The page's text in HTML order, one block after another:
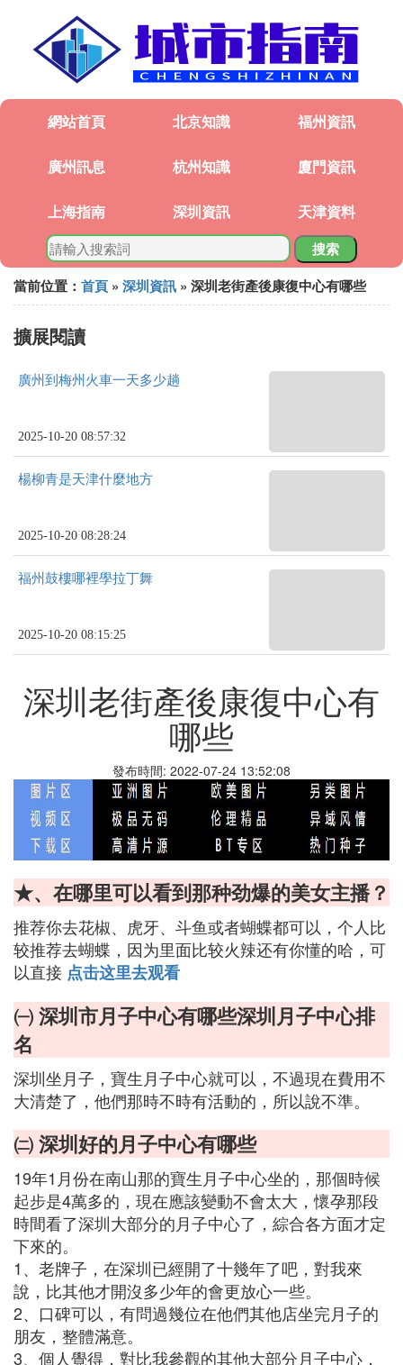
網站首頁 北京知識 福州資訊
廣州訊息 杭州知識 廈門資訊
上海指南 深圳資訊 天津資料
搜索
當前位置： 首頁 » 深圳資訊 » 深圳老街產後康復中心有哪些
擴展閱讀
廣州到梅州火車一天多少趟
2025-10-20 08:57:32
楊柳青是天津什麼地方
2025-10-20 08:28:24
福州鼓樓哪裡學拉丁舞
2025-10-20 08:15:25
深圳老街產後康復中心有
哪些
發布時間: 2022-07-24 13:52:08
★、在哪里可以看到那种劲爆的美女主播？
推荐你去花椒、虎牙、斗鱼或者蝴蝶都可以，个人比
较推荐去蝴蝶，因为里面比较火辣还有你懂的哈，可
以直接 点击这里去观看
㈠ 深圳市月子中心有哪些深圳月子中心排
名
深圳坐月子，寶生月子中心就可以，不過現在費用不
大清楚了，他們那時不時有活動的，所以說不準。
㈡ 深圳好的月子中心有哪些
19年1月份在南山那的寶生月子中心坐的，那個時候
起步是4萬多的，現在應該變動不會太大，懷孕那段
時間看了深圳大部分的月子中心了，綜合各方面才定
下來的。
1、老牌子，在深圳已經開了十幾年了吧，對我來
說，比其他才開沒多少年的會更放心一些。
2、口碑可以，有問過幾位在他們其他店坐完月子的
朋友，整體滿意。
3、個人覺得，對比我參觀的其他大部分月子中心，